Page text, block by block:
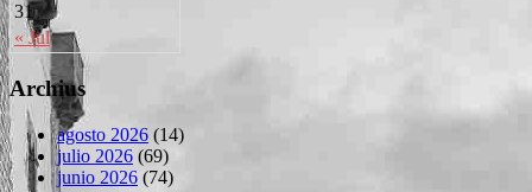
« Jul
31
Archius
agosto 2026 (14)
julio 2026 (69)
junio 2026 (74)